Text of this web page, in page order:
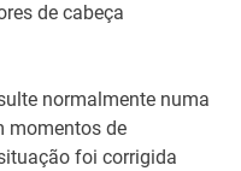
de cabeça
normalmente numa
momentos de
foi corrigida